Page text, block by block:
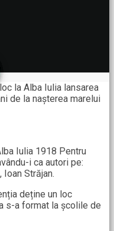
la Alba Iulia lansarea
de la nașterea marelui
Iulia 1918 Pentru
i ca autori pe:
Ioan Străjan.
deține un loc
s-a format la școlile de